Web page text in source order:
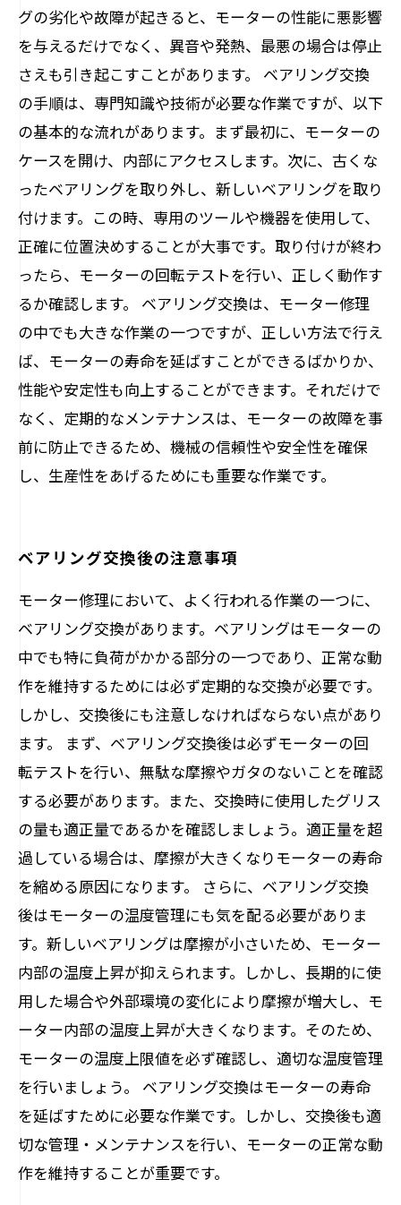
グの劣化や故障が起きると、モーターの性能に悪影響
を与えるだけでなく、異音や発熱、最悪の場合は停止
さえも引き起こすことがあります。 ベアリング交換
の手順は、専門知識や技術が必要な作業ですが、以下
の基本的な流れがあります。まず最初に、モーターの
ケースを開け、内部にアクセスします。次に、古くな
ったベアリングを取り外し、新しいベアリングを取り
付けます。この時、専用のツールや機器を使用して、
正確に位置決めすることが大事です。取り付けが終わ
ったら、モーターの回転テストを行い、正しく動作す
るか確認します。 ベアリング交換は、モーター修理
の中でも大きな作業の一つですが、正しい方法で行え
ば、モーターの寿命を延ばすことができるばかりか、
性能や安定性も向上することができます。それだけで
なく、定期的なメンテナンスは、モーターの故障を事
前に防止できるため、機械の信頼性や安全性を確保
し、生産性をあげるためにも重要な作業です。
ベアリング交換後の注意事項
モーター修理において、よく行われる作業の一つに、
ベアリング交換があります。ベアリングはモーターの
中でも特に負荷がかかる部分の一つであり、正常な動
作を維持するためには必ず定期的な交換が必要です。
しかし、交換後にも注意しなければならない点があり
ます。 まず、ベアリング交換後は必ずモーターの回
転テストを行い、無駄な摩擦やガタのないことを確認
する必要があります。また、交換時に使用したグリス
の量も適正量であるかを確認しましょう。適正量を超
過している場合は、摩擦が大きくなりモーターの寿命
を縮める原因になります。 さらに、ベアリング交換
後はモーターの温度管理にも気を配る必要がありま
す。新しいベアリングは摩擦が小さいため、モーター
内部の温度上昇が抑えられます。しかし、長期的に使
用した場合や外部環境の変化により摩擦が増大し、モ
ーター内部の温度上昇が大きくなります。そのため、
モーターの温度上限値を必ず確認し、適切な温度管理
を行いましょう。 ベアリング交換はモーターの寿命
を延ばすために必要な作業です。しかし、交換後も適
切な管理・メンテナンスを行い、モーターの正常な動
作を維持することが重要です。